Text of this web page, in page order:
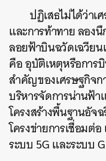
ปฏิเสธไม่ได้ว่า
และการท้าทาย ลอง
ลอยฟ้าบินฉวัดเฉวีย
คือ อุบัติเหตุหรือการ
สำคัญของเศรษฐกิจก
บริหารจัดการน่านฟ้
โครงสร้างพื้นฐานอัจ
โครงข่ายการเชื่อมต่
ระบบ 5G และระบบ